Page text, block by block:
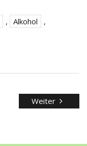
, Alkohol
,
Weiter